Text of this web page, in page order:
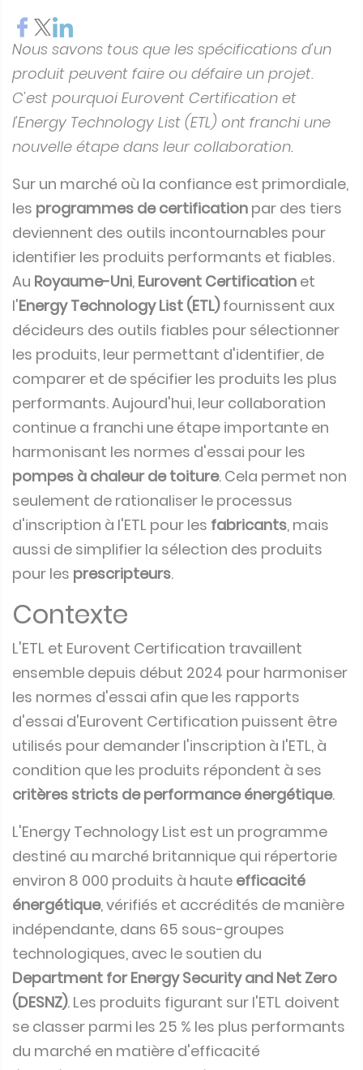
Nous savons tous que les spécifications d'un
produit peuvent faire ou défaire un projet.
C'est pourquoi Eurovent Certification et
l'Energy Technology List (ETL) ont franchi une
nouvelle étape dans leur collaboration.
Sur un marché où la confiance est primordiale,
les programmes de certification par des tiers
deviennent des outils incontournables pour
identifier les produits performants et fiables.
Au Royaume-Uni, Eurovent Certification et
l'Energy Technology List (ETL)fournissent aux
décideurs des outils fiables pour sélectionner
les produits, leur permettant d'identifier, de
comparer et de spécifier les produits les plus
performants. Aujourd'hui, leur collaboration
continue a franchi une étape importante en
harmonisant les normes d'essai pour les
pompes à chaleur de toiture. Cela permet non
seulement de rationaliser le processus
d'inscription à l'ETL pour les fabricants, mais
aussi de simplifier la sélection des produits
pour les prescripteurs.
Contexte
L'ETL et Eurovent Certification travaillent
ensemble depuis début 2024 pour harmoniser
les normes d'essai afin que les rapports
d'essai d'Eurovent Certification puissent être
utilisés pour demander l'inscription à l'ETL, à
condition que les produits répondent à ses
critères stricts de performance énergétique.
L'Energy Technology List est un programme
destiné au marché britannique qui répertorie
environ 8 000 produits à haute efficacité
énergétique, vérifiés et accrédités de manière
indépendante, dans 65 sous-groupes
technologiques, avec le soutien du
Department for Energy Security and Net Zero
(DESNZ). Les produits figurant sur l'ETL doivent
se classer parmi les 25 % les plus performants
du marché en matière d'efficacité